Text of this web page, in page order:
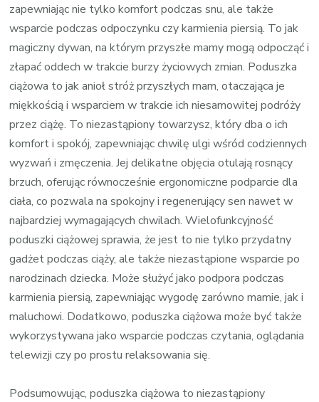
zapewniając nie tylko komfort podczas snu, ale także
wsparcie podczas odpoczynku czy karmienia piersią. To jak
magiczny dywan, na którym przyszłe mamy mogą odpocząć i
złapać oddech w trakcie burzy życiowych zmian. Poduszka
ciążowa to jak anioł stróż przyszłych mam, otaczająca je
miękkością i wsparciem w trakcie ich niesamowitej podróży
przez ciążę. To niezastąpiony towarzysz, który dba o ich
komfort i spokój, zapewniając chwilę ulgi wśród codziennych
wyzwań i zmęczenia. Jej delikatne objęcia otulają rosnący
brzuch, oferując równocześnie ergonomiczne podparcie dla
ciała, co pozwala na spokojny i regenerujący sen nawet w
najbardziej wymagających chwilach. Wielofunkcyjność
poduszki ciążowej sprawia, że jest to nie tylko przydatny
gadżet podczas ciąży, ale także niezastąpione wsparcie po
narodzinach dziecka. Może służyć jako podpora podczas
karmienia piersią, zapewniając wygodę zarówno mamie, jak i
maluchowi. Dodatkowo, poduszka ciążowa może być także
wykorzystywana jako wsparcie podczas czytania, oglądania
telewizji czy po prostu relaksowania się.
Podsumowując, poduszka ciążowa to niezastąpiony